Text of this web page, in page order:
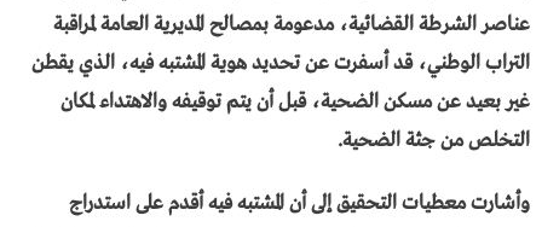
عناصر الشرطة القضائية، مدعومة بمصالح المديرية العامة لمراقبة
التراب الوطني، قد أسفرت عن تحديد هوية المشتبه فيه، الذي يقطن
غير بعيد عن مسكن الضحية، قبل أن يتم توقيفه والاهتداء لمكان
التخلص من جثة الضحية.
وأشارت معطيات التحقيق إلى أن المشتبه فيه أقدم على استدراج